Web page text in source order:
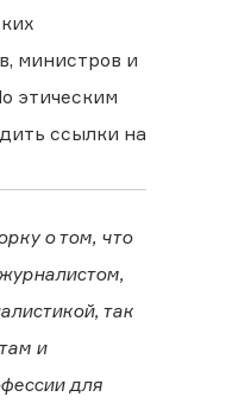
министров и
этическим
ссылки на
о том, что
так
и
для